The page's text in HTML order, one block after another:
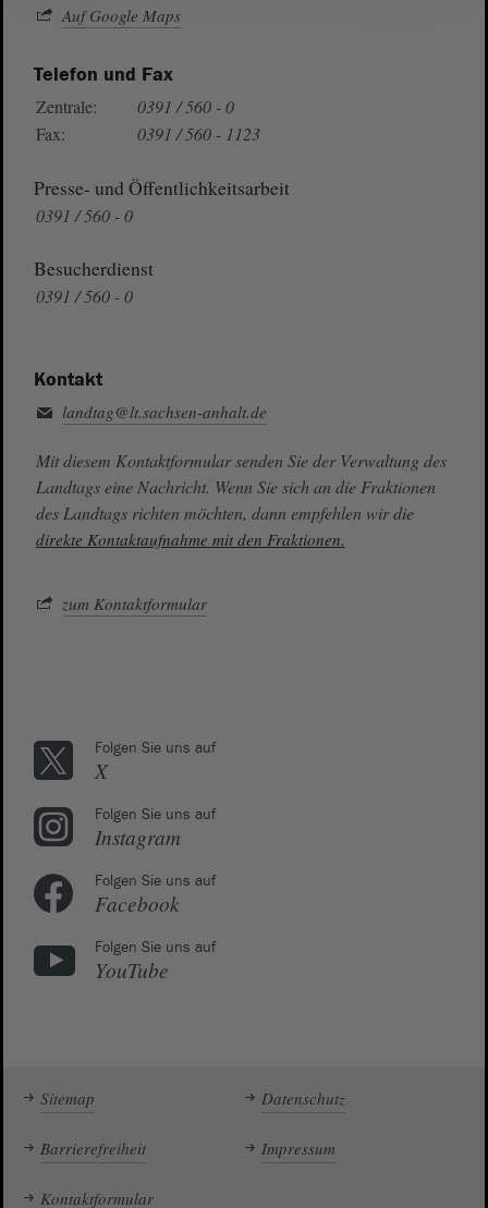
Auf Google Maps
Telefon und Fax
Zentrale:
0391 / 560 - 0
Fax:
0391 / 560 - 1123
Presse- und Öffentlichkeitsarbeit
0391 / 560 - 0
Besucherdienst
0391 / 560 - 0
Kontakt
landtag@lt.sachsen-anhalt.de
Mit diesem Kontaktformular senden Sie der Verwaltung des
Landtags eine Nachricht. Wenn Sie sich an die Fraktionen
des Landtags richten möchten, dann empfehlen wir die
direkte Kontaktaufnahme mit den Fraktionen.
zum Kontaktformular
Folgen Sie uns auf
X
Folgen Sie uns auf
Instagram
Folgen Sie uns auf
Facebook
Folgen Sie uns auf
YouTube
Sitemap Datenschutz
Barrierefreiheit Impressum
Kontaktformular